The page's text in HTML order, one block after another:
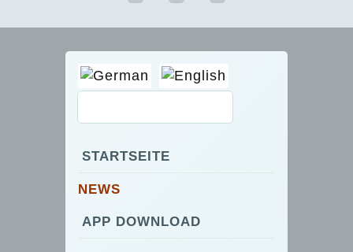
STARTSEITE
NEWS
APP DOWNLOAD